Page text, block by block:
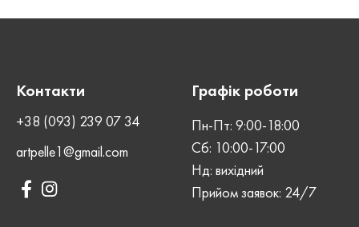
Horse
СТАТЬ Унісекс ШОВ
СТАТЬ
Контакти
+38 (093) 239 07 34
artpelle1@gmail.com
Графік роботи
Пн-Пт: 9:00-18:00
Сб: 10:00-17:00
Нд: вихідний
Прийом заявок: 24/7